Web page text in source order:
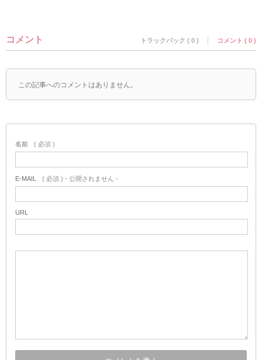
コメント トラックバック ( 0 ) コメント ( 0 )
この記事へのコメントはありません。
名前 ( 必須 )
E-MAIL ( 必須 ) - 公開されません -
URL